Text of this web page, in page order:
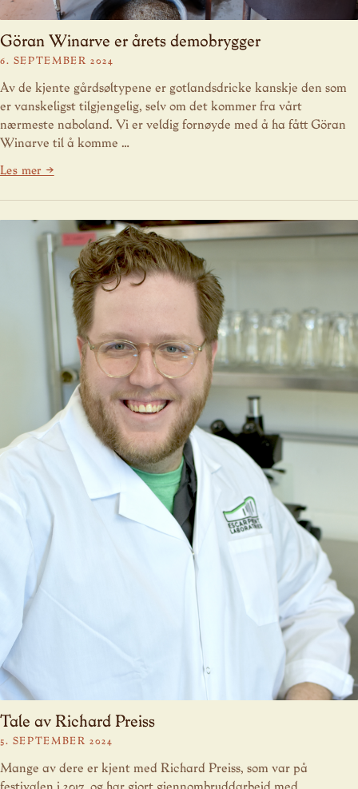
Göran Winarve er årets demobrygger
6. SEPTEMBER 2024
Av de kjente gårdsøltypene er gotlandsdricke kanskje den som
er vanskeligst tilgjengelig, selv om det kommer fra vårt
nærmeste naboland. Vi er veldig fornøyde med å ha fått Göran
Winarve til å komme …
Les mer →
Tale av Richard Preiss
5. SEPTEMBER 2024
Mange av dere er kjent med Richard Preiss, som var på